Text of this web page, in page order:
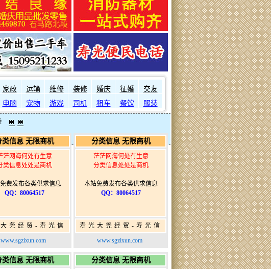
家政 运输 维修 装修 婚庆 征婚
交友
电脑 宠物 游戏 司机 租车 餐饮 服装
类信息 无限商机
茫网海何处有生意
类信息处处是商机
费发布各类供求信息
QQ：80064517
尧经贸-寿光信
免费信息发布网-
www.sgzixun.com
分类信息 无限商机
茫茫网海何处有生意
分类信息处处是商机
本站免费发布各类供求信息
QQ：80064517
寿光大尧经贸-寿光信
息网-免费信息发布网-
www.sgzixun.com
类信息 无限商机 分类信息 无限商机